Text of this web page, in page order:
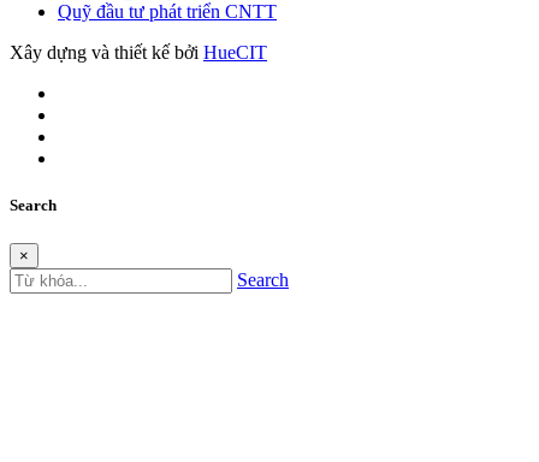
Quỹ đầu tư phát triển CNTT
Xây dựng và thiết kế bởi HueCIT
Search
×
Search